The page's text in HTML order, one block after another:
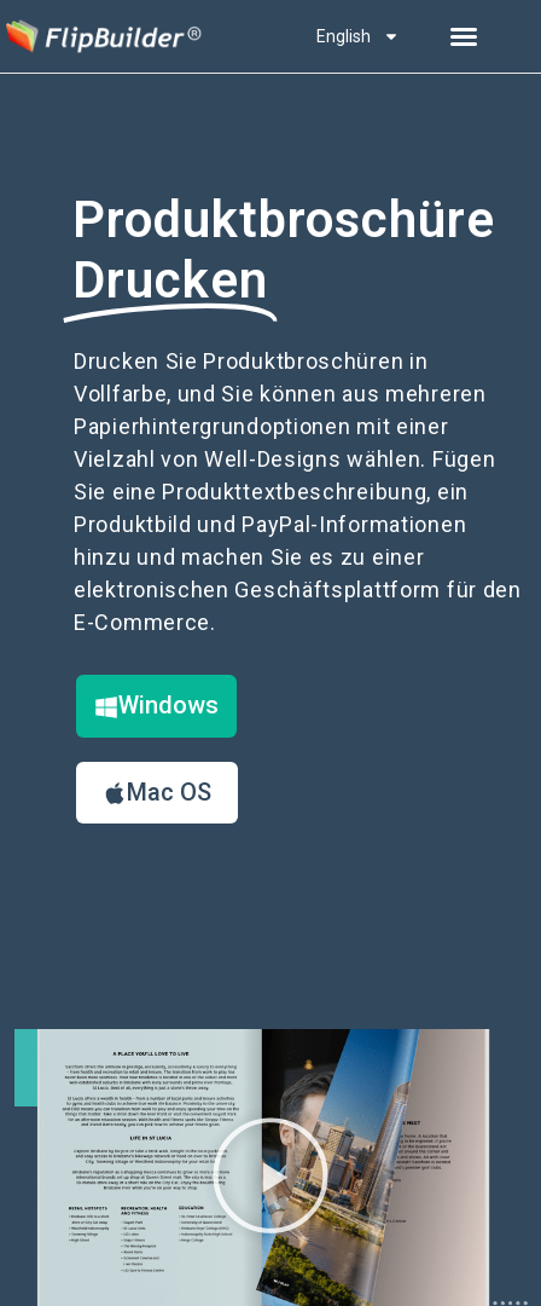
English
Produktbroschüre
Drucken
Drucken Sie Produktbroschüren in
Vollfarbe, und Sie können aus mehreren
Papierhintergrundoptionen mit einer
Vielzahl von Well-Designs wählen. Fügen
Sie eine Produkttextbeschreibung, ein
Produktbild und PayPal-Informationen
hinzu und machen Sie es zu einer
elektronischen Geschäftsplattform für den
E-Commerce.
Windows
Mac OS